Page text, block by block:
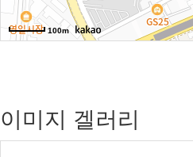
100m
이미지 겔러리